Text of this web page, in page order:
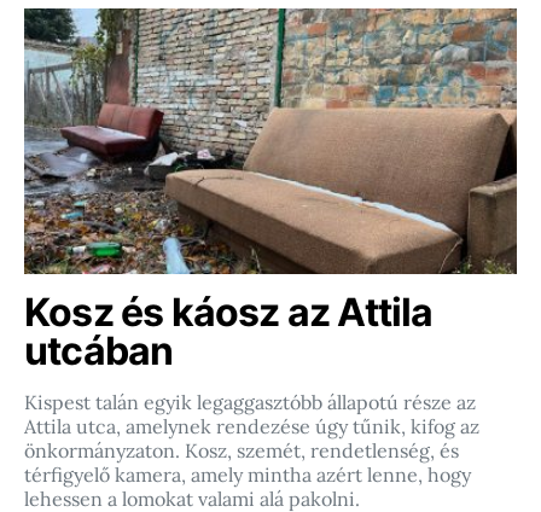
Kosz és káosz az Attila
utcában
Kispest talán egyik legaggasztóbb állapotú része az
Attila utca, amelynek rendezése úgy tűnik, kifog az
önkormányzaton. Kosz, szemét, rendetlenség, és
térfigyelő kamera, amely mintha azért lenne, hogy
lehessen a lomokat valami alá pakolni.